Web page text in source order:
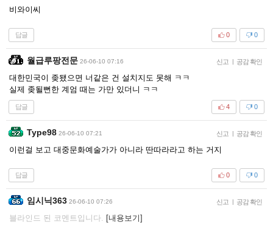
비와이씨
답글 0
0
월급루팡전문 26-06-10 07:16 신고 | 공감 확인
대한민국이 좆됐으면 너같은 건 설치지도 못해 ㅋㅋ
실제 좆될뻔한 계엄 때는 가만 있더니 ㅋㅋ
답글 0
4
Type98 26-06-10 07:21 신고 | 공감 확인
이런걸 보고 대중문화예술가가 아니라 딴따라라고 하는 거지
답글 0
0
임시닉363 26-06-10 07:26 신고 | 공감 확인
블라인드 된 코멘트입니다. [내용보기]